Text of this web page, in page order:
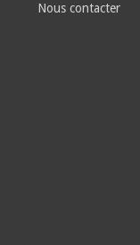
Nous contacter